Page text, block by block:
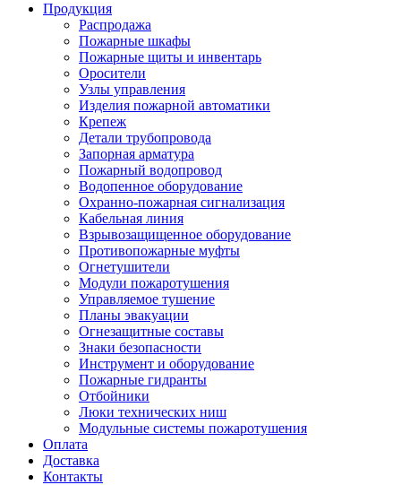
Продукция
Распродажа
Пожарные шкафы
Пожарные щиты и инвентарь
Оросители
Узлы управления
Изделия пожарной автоматики
Крепеж
Детали трубопровода
Запорная арматура
Пожарный водопровод
Водопенное оборудование
Охранно-пожарная сигнализация
Кабельная линия
Взрывозащищенное оборудование
Противопожарные муфты
Огнетушители
Модули пожаротушения
Управляемое тушение
Планы эвакуации
Огнезащитные составы
Знаки безопасности
Инструмент и оборудование
Пожарные гидранты
Отбойники
Люки технических ниш
Модульные системы пожаротушения
Оплата
Доставка
Контакты